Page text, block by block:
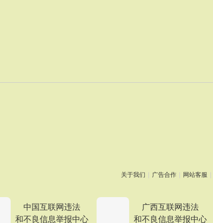
关于我们 广告合作 网站客服
中国互联网违法
和不良信息举报中心
广西互联网违法
和不良信息举报中心